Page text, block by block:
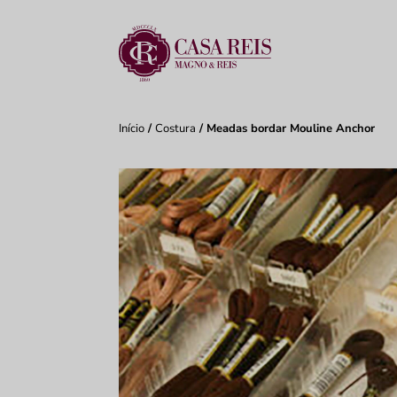
Início /Costura / Meadas bordar Mouline Anchor